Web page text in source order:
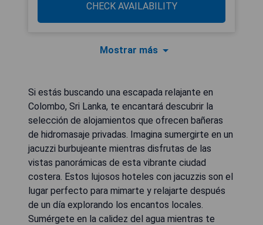
CHECK AVAILABILITY
Mostrar más
Si estás buscando una escapada relajante en
Colombo, Sri Lanka, te encantará descubrir la
selección de alojamientos que ofrecen bañeras
de hidromasaje privadas. Imagina sumergirte en un
jacuzzi burbujeante mientras disfrutas de las
vistas panorámicas de esta vibrante ciudad
costera. Estos lujosos hoteles con jacuzzis son el
lugar perfecto para mimarte y relajarte después
de un día explorando los encantos locales.
Sumérgete en la calidez del agua mientras te